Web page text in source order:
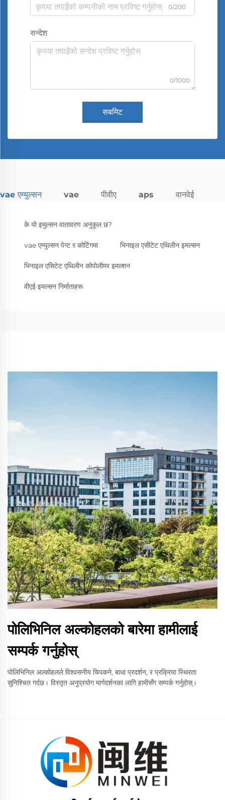
0/200
सन्देश
0/1000
सबमिट
vae एम्युल्सन vae पीवीए aps वानवेई
के यो इमुल्सन वातावरण अनुकूल छ?
vae एम्युल्सन पेन्ट र कोटिंगमा भिनाइल एसीटेट एथिलीन इमल्सन
भिनाइल एसिटेट एथिलीन कोपोलीमर इमल्शन
वीएई इमल्सन निर्माताहरू
पोलिभिनिल अल्कोहलको बारेमा हामीलाई
सम्पर्क गर्नुहोस्
पोलिभिनिल अल्कोहलले विश्वसनीय चिपकने, बाधा प्रदर्शन, र प्रक्रिया स्थिरता
सुनिश्चित गर्दछ। विस्तृत अनुप्रयोग मार्गदर्शनका लागि हामीसँग सम्पर्क गर्नुहोस्।